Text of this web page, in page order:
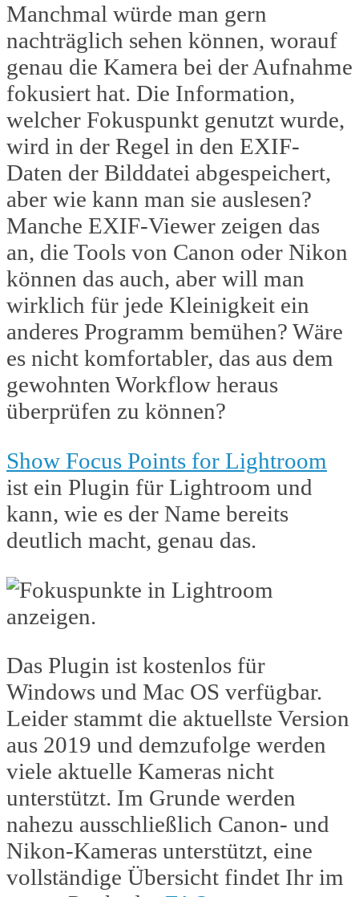
Manchmal würde man gern
nachträglich sehen können, worauf
genau die Kamera bei der Aufnahme
fokusiert hat. Die Information,
welcher Fokuspunkt genutzt wurde,
wird in der Regel in den EXIF-
Daten der Bilddatei abgespeichert,
aber wie kann man sie auslesen?
Manche EXIF-Viewer zeigen das
an, die Tools von Canon oder Nikon
können das auch, aber will man
wirklich für jede Kleinigkeit ein
anderes Programm bemühen? Wäre
es nicht komfortabler, das aus dem
gewohnten Workflow heraus
überprüfen zu können?
Show Focus Points for Lightroom
ist ein Plugin für Lightroom und
kann, wie es der Name bereits
deutlich macht, genau das.
Das Plugin ist kostenlos für
Windows und Mac OS verfügbar.
Leider stammt die aktuellste Version
aus 2019 und demzufolge werden
viele aktuelle Kameras nicht
unterstützt. Im Grunde werden
nahezu ausschließlich Canon- und
Nikon-Kameras unterstützt, eine
vollständige Übersicht findet Ihr im